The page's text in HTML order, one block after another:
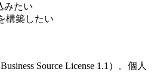
みたい
構築したい
Source License 1.1）。個人